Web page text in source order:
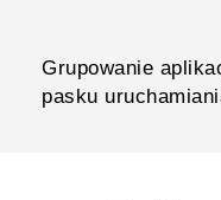
Grupowanie
pasku